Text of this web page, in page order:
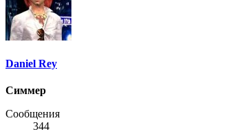
Daniel Rey
Симмер
Сообщения
344